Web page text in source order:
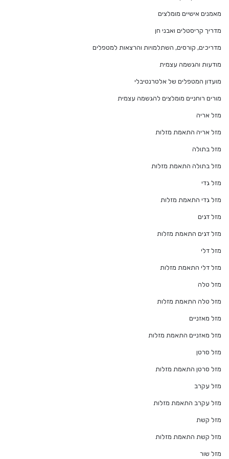
מאמנים אישיים מומלצים
מדריך קריסטלים ואבני חן
מדריכים, קורסים, השתלמויות והרצאות למטפלים
מודעות והגשמה עצמית
מועדון המטפלים של אלטרנטיבלי
מורים רוחניים מומלצים להגשמה עצמית
מזל אריה
מזל אריה התאמת מזלות
מזל בתולה
מזל בתולה התאמת מזלות
מזל גדי
מזל גדי התאמת מזלות
מזל דגים
מזל דגים התאמת מזלות
מזל דלי
מזל דלי התאמת מזלות
מזל טלה
מזל טלה התאמת מזלות
מזל מאזניים
מזל מאזניים התאמת מזלות
מזל סרטן
מזל סרטן התאמת מזלות
מזל עקרב
מזל עקרב התאמת מזלות
מזל קשת
מזל קשת התאמת מזלות
מזל שור